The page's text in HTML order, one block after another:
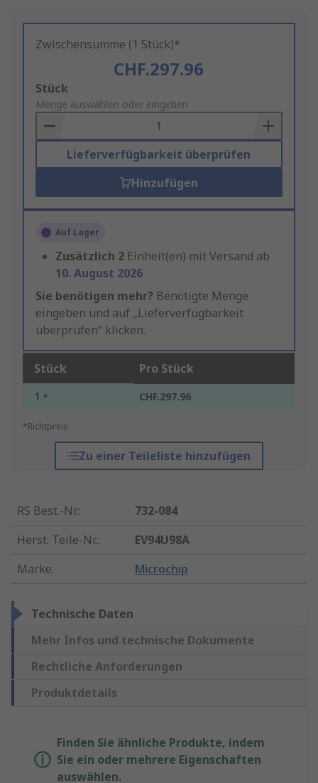
Zwischensumme (1 Stück)*
CHF.297.96
Add
to
Basket
Stück
Menge auswählen oder eingeben
Lieferverfügbarkeit überprüfen
Hinzufügen
Auf Lager
Zusätzlich 2 Einheit(en) mit Versand ab
10. August 2026
Sie benötigen mehr? Benötigte Menge
eingeben und auf „Lieferverfügbarkeit
überprüfen“ klicken.
Stück Pro Stück
1 + CHF.297.96
*Richtpreis
Zu einer Teileliste hinzufügen
RS Best.-Nr.:
732-084
Herst. Teile-Nr.:
EV94U98A
Marke: Microchip
Technische Daten
Mehr Infos und technische Dokumente
Rechtliche Anforderungen
Produktdetails
Finden Sie ähnliche Produkte, indem
Sie ein oder mehrere Eigenschaften
auswählen.